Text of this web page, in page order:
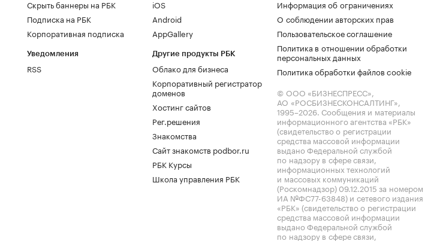
Скрыть баннеры на РБК
Подписка на РБК
Корпоративная подписка
Уведомления
RSS
iOS
Android
AppGallery
Другие продукты РБК
Облако для бизнеса
Корпоративный регистратор
доменов
Хостинг сайтов
Рег.решения
Знакомства
Сайт знакомств podbor.ru
РБК Курсы
Школа управления РБК
Информация об ограничениях
О соблюдении авторских прав
Пользовательское соглашение
Политика в отношении обработки
персональных данных
Политика обработки файлов cookie
© ООО «БИЗНЕСПРЕСС»,
АО «РОСБИЗНЕСКОНСАЛТИНГ»,
1995–2026. Сообщения и материалы
информационного агентства «РБК»
(свидетельство о регистрации
средства массовой информации
выдано Федеральной службой
по надзору в сфере связи,
информационных технологий
и массовых коммуникаций
(Роскомнадзор) 09.12.2015 за номером
ИА №ФС77-63848) и сетевого издания
«РБК» (свидетельство о регистрации
средства массовой информации
выдано Федеральной службой
по надзору в сфере связи,